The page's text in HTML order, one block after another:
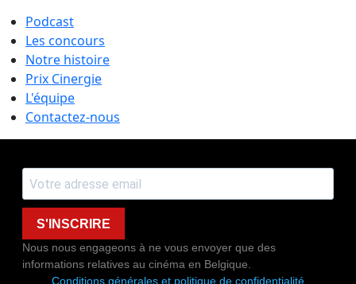
Podcast
Les concours
Notre histoire
Prix Cinergie
L'équipe
Contactez-nous
S'INSCRIRE
Nous nous engageons à ne vous envoyer que des
informations relatives au cinéma en Belgique.
Conditions générales et politique de confidentialité